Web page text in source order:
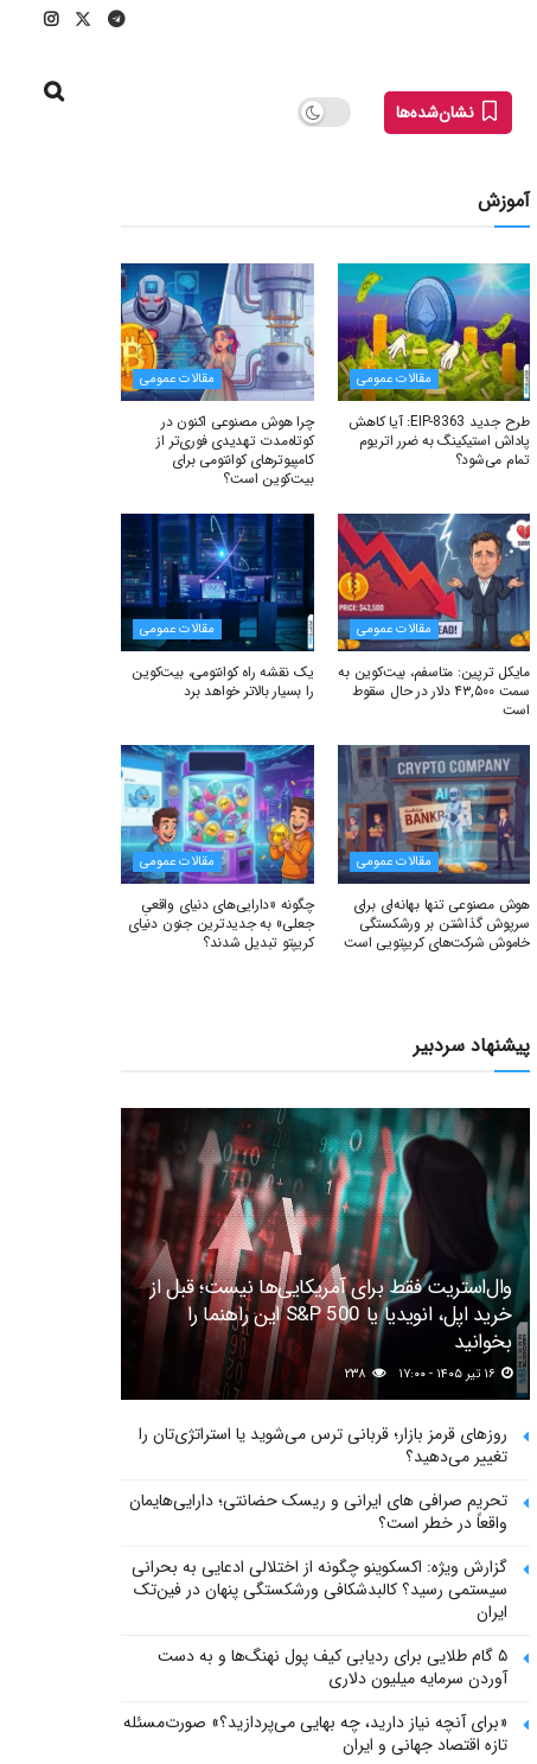
نشان‌شده‌ها
آموزش
مقالات عمومی
طرح جدید EIP-8363: آیا کاهش
پاداش استیکینگ به ضرر اتریوم
تمام می‌شود؟
مقالات عمومی
چرا هوش مصنوعی اکنون در
کوتاه‌مدت تهدیدی فوری‌تر از
کامپیوترهای کوانتومی برای
بیت‌کوین است؟
مقالات عمومی
مایکل ترپین: متاسفم، بیت‌کوین به
سمت ۴۳,۵۰۰ دلار در حال سقوط
است
مقالات عمومی
یک نقشه راه کوانتومی، بیت‌کوین
را بسیار بالاتر خواهد برد
مقالات عمومی
هوش مصنوعی تنها بهانه‌ای برای
سرپوش گذاشتن بر ورشکستگی
خاموش شرکت‌های کریپتویی است
مقالات عمومی
چگونه «دارایی‌های دنیای واقعیِ
جعلی» به جدیدترین جنون دنیای
کریپتو تبدیل شدند؟
پیشنهاد سردبیر
وال‌استریت فقط برای آمریکایی‌ها نیست؛ قبل از
خرید اپل، انویدیا یا S&P 500 این راهنما را
بخوانید
روزهای قرمز بازار؛ قربانی ترس می‌شوید یا استراتژی‌تان را
تغییر می‌دهید؟
تحریم صرافی های ایرانی و ریسک حضانتی؛ دارایی‌هایمان
واقعاً در خطر است؟
گزارش ویژه: اکسکوینو چگونه از اختلالی ادعایی به بحرانی
سیستمی رسید؟ کالبدشکافی ورشکستگی پنهان در فین‌تک
ایران
۵ گام طلایی برای ردیابی کیف پول‌ نهنگ‌ها و به دست
آوردن سرمایه میلیون دلاری
«برای آنچه نیاز دارید، چه بهایی می‌پردازید؟» صورت‌مسئله
تازه اقتصاد جهانی و ایران